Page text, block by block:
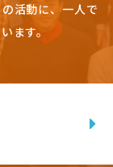
活動に、一人で
ます。